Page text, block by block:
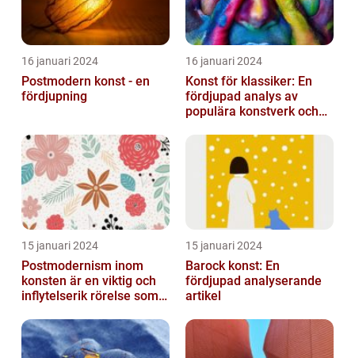
16 januari 2024
Postmodern konst - en
fördjupning
16 januari 2024
Konst för klassiker: En
fördjupad analys av
populära konstverk och
15 januari 2024
Postmodernism inom
konsten är en viktig och
inflytelserik rörelse som
normer o...
15 januari 2024
Barock konst: En
fördjupad analyserande
artikel